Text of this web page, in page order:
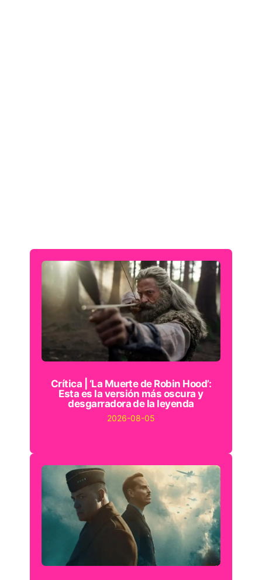
Crítica | ‘La Muerte de Robin Hood’:
Esta es la versión más oscura y
desgarradora de la leyenda
2026-08-05